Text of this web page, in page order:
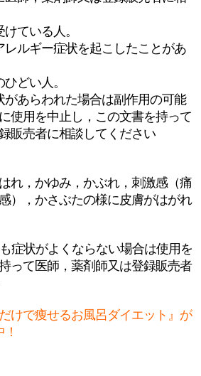
ている人。
レルギー症状を起こしたことがあ
どい人。
があらわれた場合は副作用の可能
使用を中止し，この文書を持って
販売者に相談してください
れ，かゆみ，かぶれ，刺激感（痛
），かさぶたの様に皮膚がはがれ
症状がよくならない場合は使用を
って医師，薬剤師又は登録販売者
けで痩せるお風呂ダイエット』が